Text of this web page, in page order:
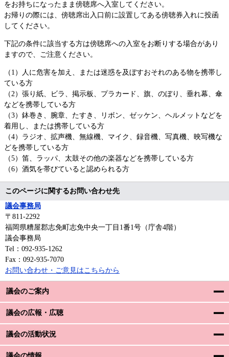
議会のご案内
議会の広報・広聴
議会の活動状況
をお持ちになったまま傍聴席へ入室してください。
お帰りの際には、傍聴席出入口前に設置してある傍聴券入れに投函
してください。
下記の条件に該当する方は傍聴席への入室をお断りする場合があり
ますので、ご注意ください。
（1）人に危害を加え、または迷惑を及ぼすおそれのある物を携帯し
ている方
（2）張り紙、ビラ、掲示板、プラカード、旗、のぼり、垂れ幕、傘
などを携帯している方
（3）鉢巻き、腕章、たすき、リボン、ゼッケン、ヘルメットなどを
着用し、または携帯している方
（4）ラジオ、拡声機、無線機、マイク、録音機、写真機、映写機な
どを携帯している方
（5）笛、ラッパ、太鼓その他の楽器などを携帯している方
（6）酒気を帯びていると認められる方
このページに関するお問い合わせ先
議会事務局
〒811-2292
福岡県糟屋郡志免町志免中央一丁目1番1号（庁舎4階）
議会事務局
Tel：092-935-1262
Fax：092-935-7070
お問い合わせ・ご意見はこちらから